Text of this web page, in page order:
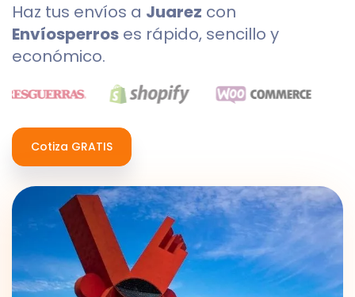
Haz tus envíos a Juarez con
Envíosperros es rápido, sencillo y
económico.
Cotiza GRATIS